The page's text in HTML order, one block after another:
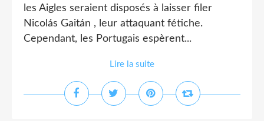
les Aigles seraient disposés à laisser filer
Nicolás Gaitán , leur attaquant fétiche.
Cependant, les Portugais espèrent...
Lire la suite